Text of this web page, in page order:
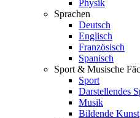
Physik
Sprachen
Deutsch
Englisch
Französisch
Spanisch
Sport & Musische
Sport
Darstellendes
Musik
Bildende Kunst